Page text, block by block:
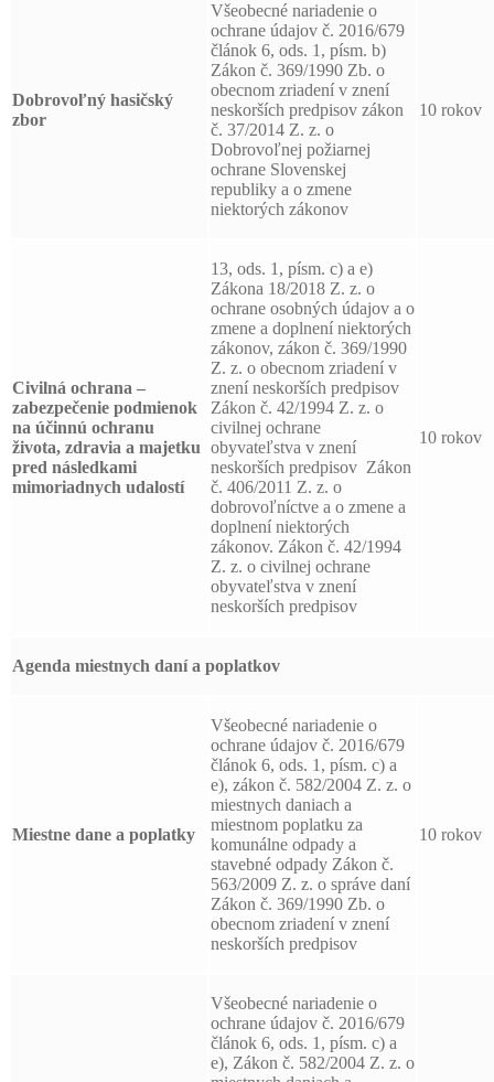
Dobrovoľný hasičský
zbor
Všeobecné nariadenie o
ochrane údajov č. 2016/679
článok 6, ods. 1, písm. b)
Zákon č. 369/1990 Zb. o
obecnom zriadení v znení
neskorších predpisov zákon
č. 37/2014 Z. z. o
Dobrovoľnej požiarnej
ochrane Slovenskej
republiky a o zmene
niektorých zákonov
10 rokov
Civilná ochrana –
zabezpečenie podmienok
na účinnú ochranu
života, zdravia a majetku
pred následkami
mimoriadnych udalostí
13, ods. 1, písm. c) a e)
Zákona 18/2018 Z. z. o
ochrane osobných údajov a o
zmene a doplnení niektorých
zákonov, zákon č. 369/1990
Z. z. o obecnom zriadení v
znení neskorších predpisov
Zákon č. 42/1994 Z. z. o
civilnej ochrane
obyvateľstva v znení
neskorších predpisov Zákon
č. 406/2011 Z. z. o
dobrovoľníctve a o zmene a
doplnení niektorých
zákonov. Zákon č. 42/1994
Z. z. o civilnej ochrane
obyvateľstva v znení
neskorších predpisov
10 rokov
Agenda miestnych daní a poplatkov
Miestne dane a poplatky
Všeobecné nariadenie o
ochrane údajov č. 2016/679
článok 6, ods. 1, písm. c) a
e), zákon č. 582/2004 Z. z. o
miestnych daniach a
miestnom poplatku za
komunálne odpady a
stavebné odpady Zákon č.
563/2009 Z. z. o správe daní
Zákon č. 369/1990 Zb. o
obecnom zriadení v znení
neskorších predpisov
10 rokov
Všeobecné nariadenie o
ochrane údajov č. 2016/679
článok 6, ods. 1, písm. c) a
e), Zákon č. 582/2004 Z. z. o